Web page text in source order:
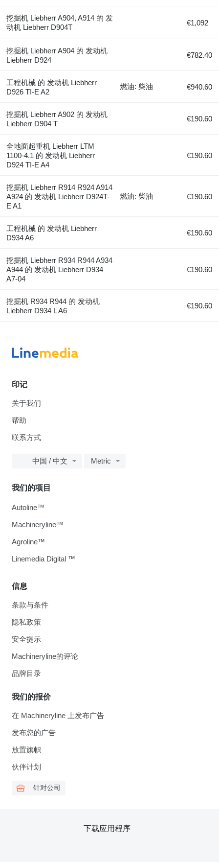
挖掘机 Liebherr A904, A914 的 发
动机 Liebherr D904T
€1,092
挖掘机 Liebherr A904 的 发动机
Liebherr D924
€782.40
工程机械 的 发动机 Liebherr
D926 TI-E A2
燃油: 柴油 €940.60
挖掘机 Liebherr A902 的 发动机
Liebherr D904 T
€190.60
全地面起重机 Liebherr LTM
1100-4.1 的 发动机 Liebherr
D924 TI-E A4
€190.60
挖掘机 Liebherr R914 R924 A914
A924 的 发动机 Liebherr D924T-
E A1
燃油: 柴油 €190.60
工程机械 的 发动机 Liebherr
D934 A6
€190.60
挖掘机 Liebherr R934 R944 A934
A944 的 发动机 Liebherr D934
A7-04
€190.60
挖掘机 R934 R944 的 发动机
Liebherr D934 L A6
€190.60
印记
关于我们
帮助
联系方式
中国 / 中文 Metric
信息
条款与条件
隐私政策
安全提示
Machineryline的评论
品牌目录
我们的报价
在 Machineryline 上发布广告
发布您的广告
放置旗帜
伙伴计划
针对公司
我们的项目
Autoline™
Machineryline™
Agroline™
Linemedia Digital ™
下载应用程序